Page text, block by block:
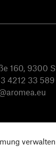
verwalten
160, 9300
4212 33 589